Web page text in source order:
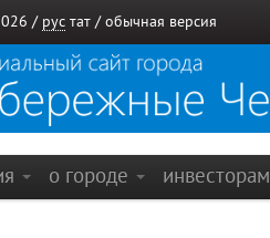
/ рус тат / обычная версия
о городе инвесторам